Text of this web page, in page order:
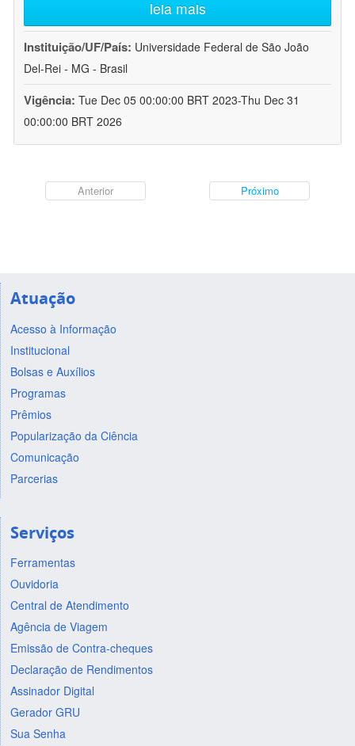
leia mais
Instituição/UF/País: Universidade Federal de São João
Del-Rei - MG - Brasil
Vigência: Tue Dec 05 00:00:00 BRT 2023-Thu Dec 31
00:00:00 BRT 2026
Anterior Próximo
Atuação
Acesso à Informação
Institucional
Bolsas e Auxílios
Programas
Prêmios
Popularização da Ciência
Comunicação
Parcerias
Serviços
Ferramentas
Ouvidoria
Central de Atendimento
Agência de Viagem
Emissão de Contra-cheques
Declaração de Rendimentos
Assinador Digital
Gerador GRU
Sua Senha